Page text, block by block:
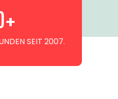
SEIT 2007.
+